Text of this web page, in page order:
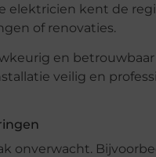
elektricien kent de
of renovaties.
en
veilig en
onverwacht.